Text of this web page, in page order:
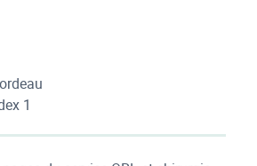
1